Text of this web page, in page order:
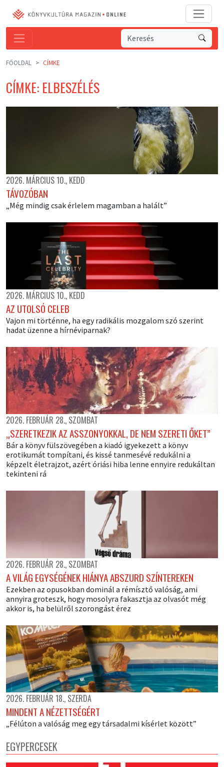
FŐOLDAL CÍMKE
CÍMKE: ELBESZÉLÉS
2026. MÁRCIUS 10., KEDD
TÁVOZÓBAN
„Még mindig csak érlelem magamban a halált”
2026. MÁRCIUS 10., KEDD
AZ UTOLSÓ CELEB
Vajon mi történne, ha egy radikális mozgalom szó szerint
hadat üzenne a hírnéviparnak?
2026. FEBRUÁR 28., SZOMBAT
„SZERETKEZIK AZ ASSZONYOKKAL, DE NEM SZERETI ŐKET”
Bár a könyv fülszövegében a kiadó igyekezett a könyv
erotikumát tompítani, és kissé tanmesévé redukálni a
képzelt életrajzot, azért óriási hiba lenne ennyire redukáltan
tekinteni rá
2026. FEBRUÁR 28., SZOMBAT
A VILÁG EGYSÉGÉNEK HIÁNYA ABSZURD SZÍNTEREKEN
Ezekben az opusokban dominál a rémísztő valóság, ami
annyira groteszk, hogy mosolyra fakasztja az olvasót még
akkor is, ha belülről szorongást érez
2026. FEBRUÁR 18., SZERDA
MINDENT A NÉZETTSÉGÉRT
„Félúton a valóság meg egy társadalmi kísérlet között”
EGYPERCESEK